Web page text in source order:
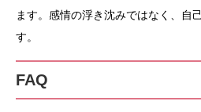
ます。感情の浮き沈みではなく、自
す。
FAQ